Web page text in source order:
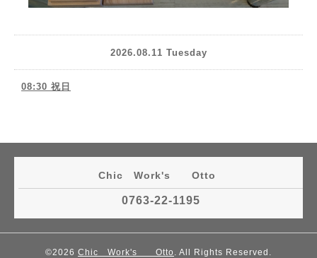
2026.08.11 Tuesday
08:30 祝日
Chic Work's Otto
0763-22-1195
©2026 Chic Work's Otto . All Rights Reserved.